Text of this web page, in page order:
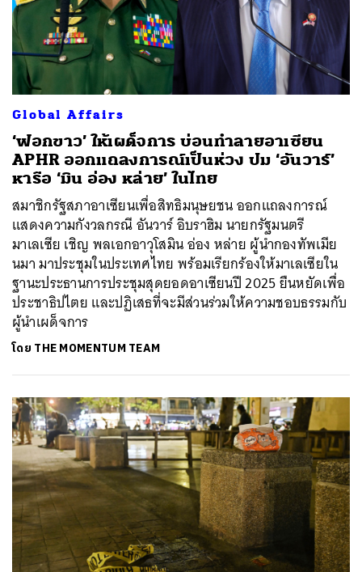
Global Affairs
‘ฟอกขาว’ ให้เผด็จการ บ่อนทำลายอาเซียน
APHR ออกแถลงการณ์เป็นห่วง ปม ‘อันวาร์’
หารือ ‘มิน อ่อง หล่าย’ ในไทย
สมาชิกรัฐสภาอาเซียนเพื่อสิทธิมนุษยชน ออกแถลงการณ์
แสดงความกังวลกรณี อันวาร์ อิบราฮิม นายกรัฐมนตรี
มาเลเซีย เชิญ พลเอกอาวุโสมิน อ่อง หล่าย ผู้นำกองทัพเมีย
นมา มาประชุมในประเทศไทย พร้อมเรียกร้องให้มาเลเซียใน
ฐานะประธานการประชุมสุดยอดอาเซียนปี 2025 ยืนหยัดเพื่อ
ประชาธิปไตย และปฏิเสธที่จะมีส่วนร่วมให้ความชอบธรรมกับ
ผู้นำเผด็จการ
โดย THE MOMENTUM TEAM